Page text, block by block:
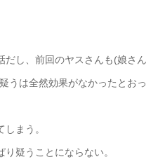
だし、前回のヤスさんも(娘さん
うは全然効果がなかったとおっ
まう。
疑うことにならない。